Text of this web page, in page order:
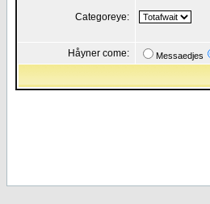
Categoreye:
Håyner come: Messaedjes